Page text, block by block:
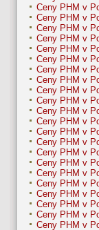
Ceny PHM v
Ceny PHM v
Ceny PHM v
Ceny PHM v
Ceny PHM v
Ceny PHM v
Ceny PHM v
Ceny PHM v
Ceny PHM v
Ceny PHM v
Ceny PHM v
Ceny PHM v
Ceny PHM v
Ceny PHM v
Ceny PHM v
Ceny PHM v
Ceny PHM v
Ceny PHM v
Ceny PHM v
Ceny PHM v
Ceny PHM v
Ceny PHM v